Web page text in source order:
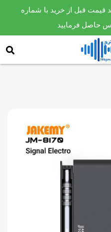
قیمت قبل از خرید با شماره